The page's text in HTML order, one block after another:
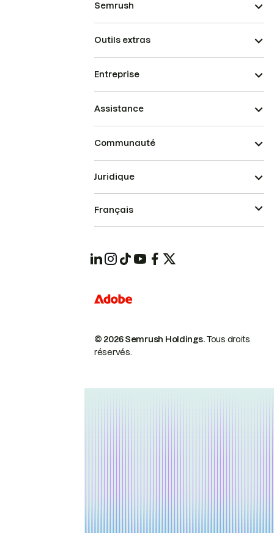
Semrush
Outils extras
Entreprise
Assistance
Communauté
© 2026 Semrush Holdings.Tous droits
réservés.
Juridique
Français